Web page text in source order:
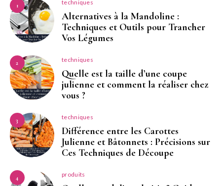
1 techniques
Alternatives à la Mandoline :
Techniques et Outils pour Trancher
Vos Légumes
2 techniques
Quelle est la taille d’une coupe
julienne et comment la réaliser chez
vous ?
3 techniques
Différence entre les Carottes
Julienne et Bâtonnets : Précisions sur
Ces Techniques de Découpe
4 produits